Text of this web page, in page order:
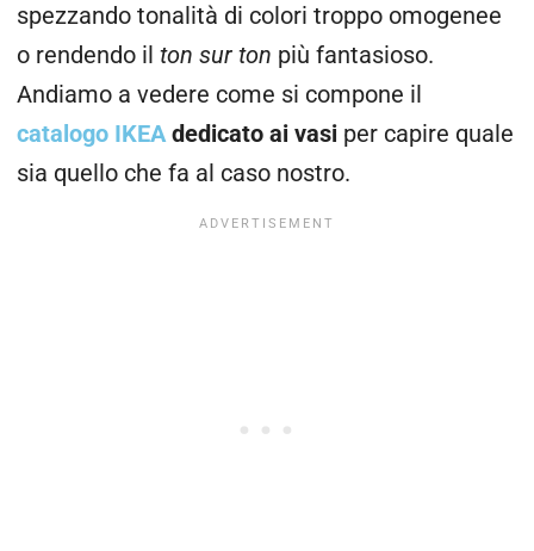
spezzando tonalità di colori troppo omogenee
o rendendo il ton sur ton più fantasioso.
Andiamo a vedere come si compone il
catalogo IKEA dedicato ai vasi per capire quale
sia quello che fa al caso nostro.